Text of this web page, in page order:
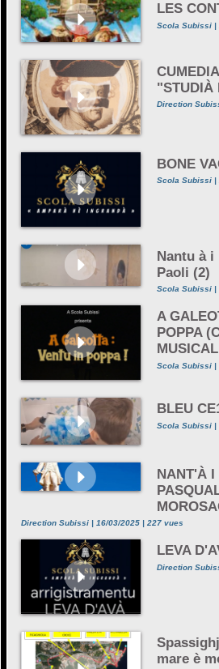
LES
Scola Subissi |
"STUDIÀ
Direction
BONE
Scola Subissi |
Nantu à i
Paoli (2)
Scola Subissi |
A
POPPA
Scola Subissi |
BLEU
Scola Subissi |
NANT'À I
Direction Subissi | 16/03/2025 | 227 vues
LEVA
Direction
mare è